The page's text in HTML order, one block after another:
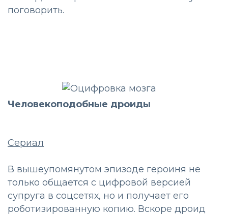
поговорить.
Человекоподобные дроиды
Сериал
В вышеупомянутом эпизоде героиня не
только общается с цифровой версией
супруга в соцсетях, но и получает его
роботизированную копию. Вскоре дроид